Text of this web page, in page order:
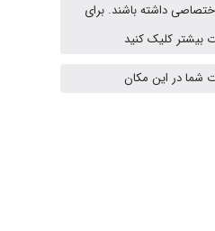
HaddadiMahsa
داشته باشند. برای
بیشتر کلیک کنید
شما در این مکان